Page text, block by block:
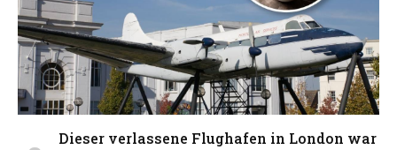
Dieser verlassene Flughafen in London war